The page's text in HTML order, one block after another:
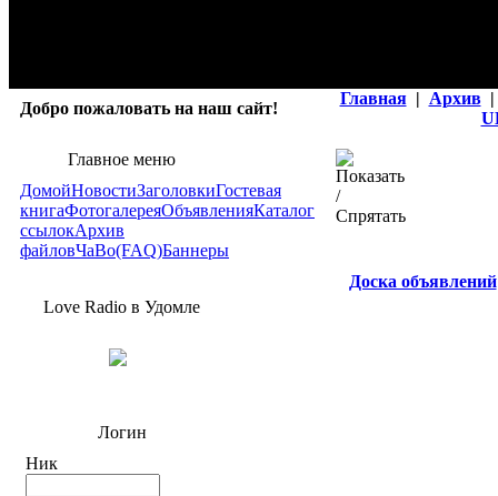
Добро пожаловать на наш сайт!
Главная | Архив |
Главное меню
ДомойНовостиЗаголовкиГостевая
книгаФотогалереяОбъявленияКаталог
ссылокАрхив
файловЧаВо(FAQ)Баннеры
Love Radio в Удомле
Логин
Ник
Доска объявлений